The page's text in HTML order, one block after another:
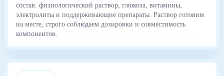
состав: физиологический раствор, глюкоза, витамины,
электролиты и поддерживающие препараты. Раствор готовим
на месте, строго соблюдаем дозировки и совместимость
компонентов.